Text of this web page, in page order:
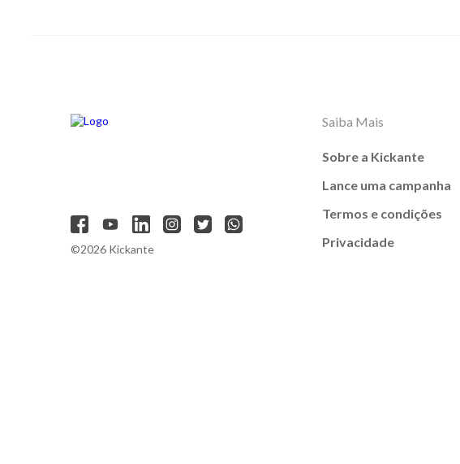
©2026 Kickante
Saiba Mais
Sobre a Kickante
Lance uma campanha
Termos e condições
Privacidade